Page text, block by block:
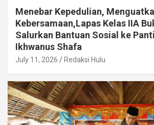
Menebar Kepedulian,
Kebersamaan,Lapas Kelas IIA
Salurkan Bantuan Sosial ke
Ikhwanus Shafa
July 11, 2026 Redaksi Hulu